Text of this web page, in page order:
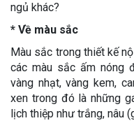
ngủ khác?
* Về màu sắc
Màu sắc trong thiết kế
các màu sắc ấm nóng
vàng nhạt, vàng kem,
xen trong đó là những
lịch thiệp như trắng, nâu